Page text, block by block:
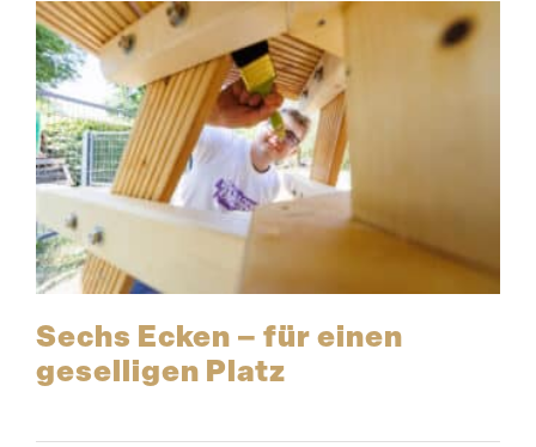
Sechs Ecken – für einen
gesel­ligen Platz